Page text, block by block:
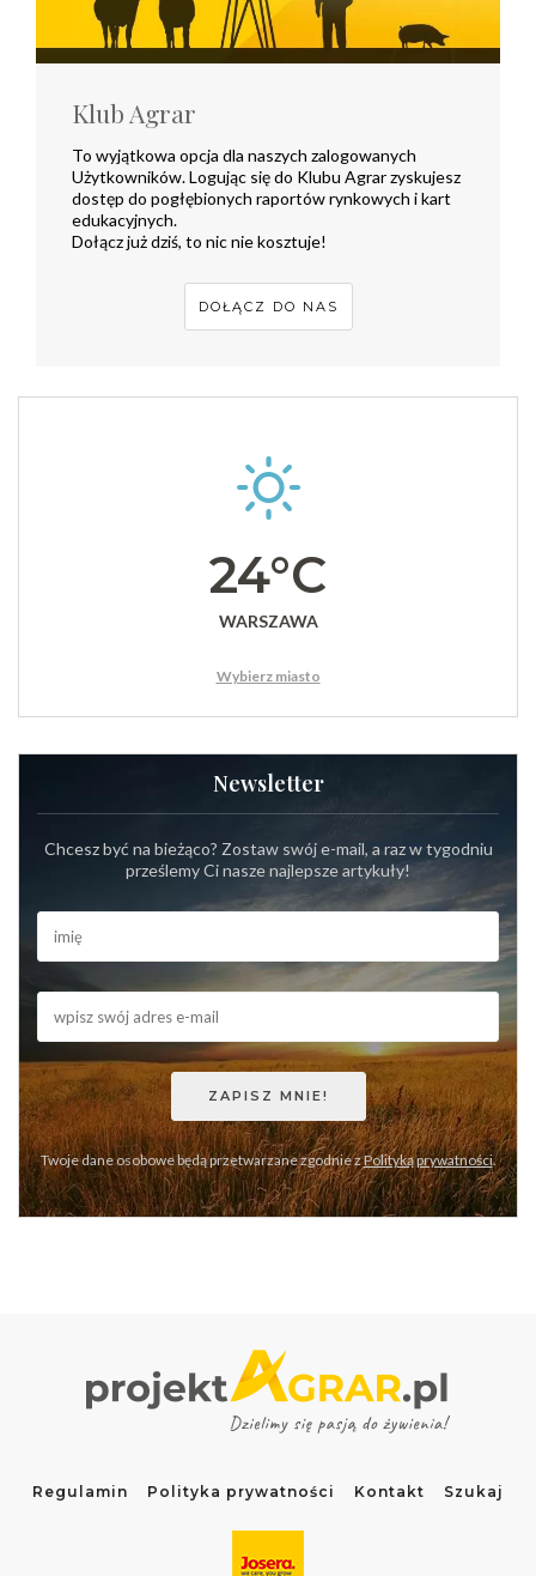
Klub Agrar
To wyjątkowa opcja dla naszych zalogowanych
Użytkowników. Logując się do Klubu Agrar zyskujesz
dostęp do pogłębionych raportów rynkowych i kart
edukacyjnych.
Dołącz już dziś, to nic nie kosztuje!
DOŁĄCZ DO NAS
24°C
WARSZAWA
Wybierz miasto
Newsletter
Chcesz być na bieżąco? Zostaw swój e-mail, a raz w tygodniu
prześlemy Ci nasze najlepsze artykuły!
Twoje dane osobowe będą przetwarzane zgodnie zPolityką prywatności.
Regulamin Polityka prywatności Kontakt Szukaj